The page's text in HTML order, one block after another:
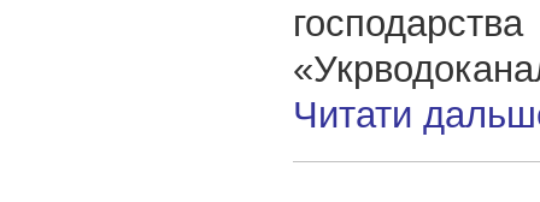
господарства
Читати